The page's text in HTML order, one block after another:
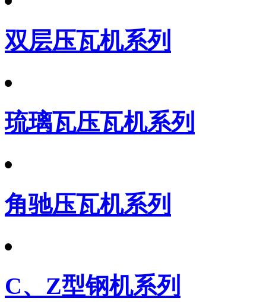
双层压瓦机系列
琉璃瓦压瓦机系列
角驰压瓦机系列
C、Z型钢机系列